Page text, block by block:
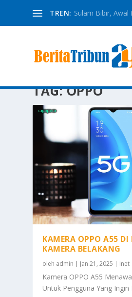
TREN: Sulam Bibir, Awal
TAG:OPPO
KAMERA OPPO A55
KAMERA BELAKANG
oleh admin | Jan 21, 2025 | Inet
Kamera OPPO A55
Untuk Pengguna Yang